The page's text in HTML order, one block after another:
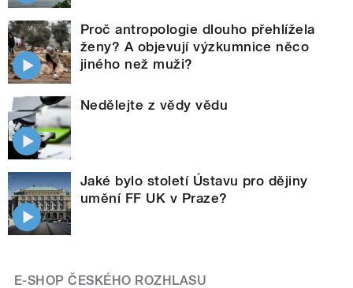
Proč antropologie dlouho přehlížela
ženy? A objevují výzkumnice něco
jiného než muži?
Nedělejte z vědy vědu
Jaké bylo století Ústavu pro dějiny
umění FF UK v Praze?
E-SHOP ČESKÉHO ROZHLASU